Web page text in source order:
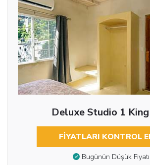
Deluxe Studio 1
FIYATLARI KONTROL
Bugünün Düşük Fiyatı